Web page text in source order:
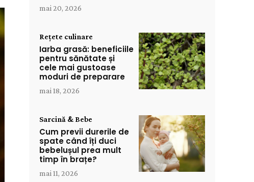
mai 20, 2026
Rețete culinare
Iarba grasă: beneficiile
pentru sănătate și
cele mai gustoase
moduri de preparare
mai 18, 2026
Sarcină & Bebe
Cum previi durerile de
spate când îți duci
bebelușul prea mult
timp în brațe?
mai 11, 2026